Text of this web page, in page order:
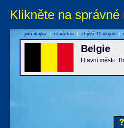
Klikněte na
Belgie
Hlavní město:
jiná vlajka | nová hra | zbývá 11 vlajek |